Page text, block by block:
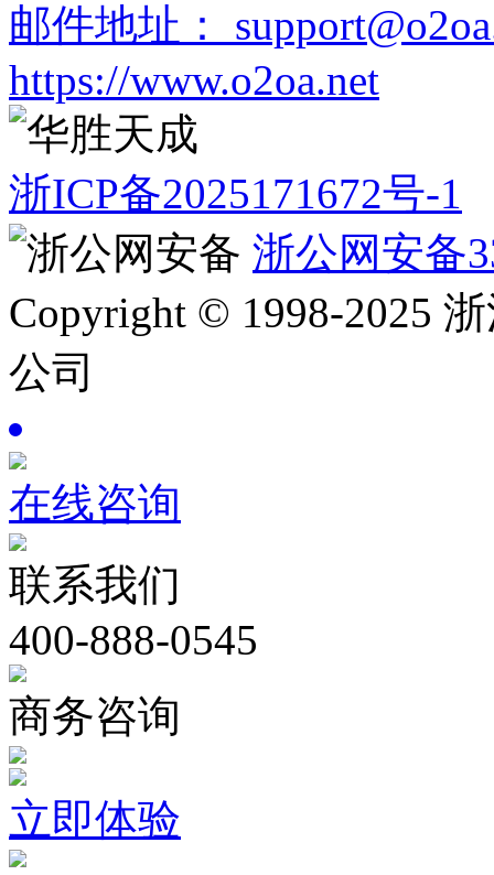
邮件地址：
https://www.o2oa.net
浙ICP备2025171672号-1
浙公网安备
Copyright © 1998-2025
公司
在线咨询
联系我们
400-888-0545
商务咨询
立即体验